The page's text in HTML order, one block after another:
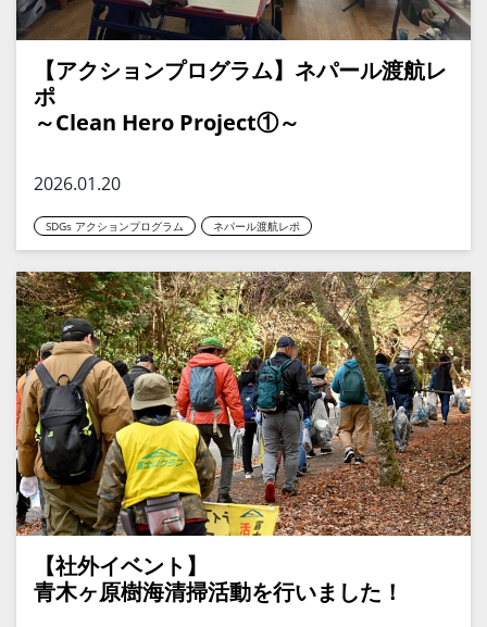
【アクションプログラム】ネパール渡航レ
ポ
～Clean Hero Project①～
2026.01.20
SDGs アクションプログラム ネパール渡航レポ
【社外イベント】
青木ヶ原樹海清掃活動を行いました！